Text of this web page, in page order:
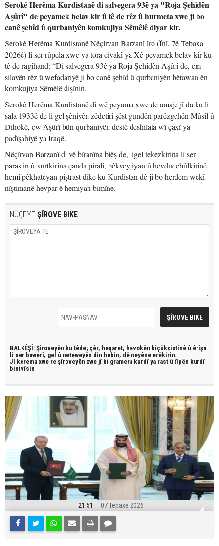
Serokê Herêma Kurdistanê di salvegera 93ê ya "Roja Şehîdên
Aşûrî" de peyamek belav kir û tê de rêz û hurmeta xwe ji bo
canê şehîd û qurbaniyên komkujiya Sêmêlê diyar kir.
Serokê Herêma Kurdistanê Nêçîrvan Barzanî îro (Înî, 7ê Tebaxa
2026ê) li ser rûpela xwe ya tora civakî ya Xê peyamek belav kir ku
tê de ragihand: “Di salvegera 93ê ya Roja Şehîdên Aşûrî de, em
silavên rêz û wefadariyê ji bo canê şehîd û qurbaniyên bêtawan ên
komkujiya Sêmêlê dişînin.
Serokê Herêma Kurdistanê di wê peyama xwe de amaje jî da ku li
sala 1933ê de li gel şêniyên zêdetirî şêst gundên parêzgehên Mûsil û
Dihokê, ew Aşûrî bûn qurbaniyên destê deshilata wî çaxî ya
padîşahiyê ya Iraqê.
Nêçîrvan Barzanî di vê bîranîna biêş de, ligel tekezkirina li ser
parastin û xurtkirina çanda piralî, pêkveyjiyan û hevduqebûlkirinê,
hemî pêkhateyan piştrast dike ku Kurdistan dê ji bo herdem wekî
nîştimanê hevpar ê hemiyan bimîne.
NÛÇEYE ŞÎROVE BIKE
BALKÊŞÎ: Şîroveyên ku têde; çêr, heqaret, hevokên biçûkxistinê û êrîşa
li ser bawerî, gel û neteweyên din hebin, dê neyêne erêkirin.
JI kerema xwe re şîroveyên xwe jî bi gramera kurdî ya rast û tîpên kurdî
binivîsin
21:51 07 Tebaxe 2026